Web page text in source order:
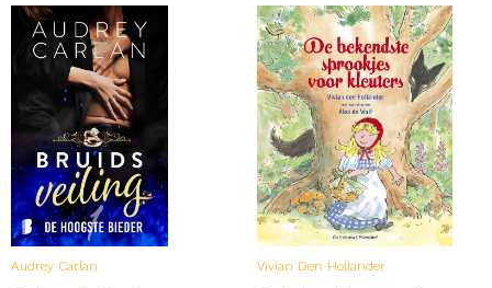
Audrey Carlan Vivian Den Hollander